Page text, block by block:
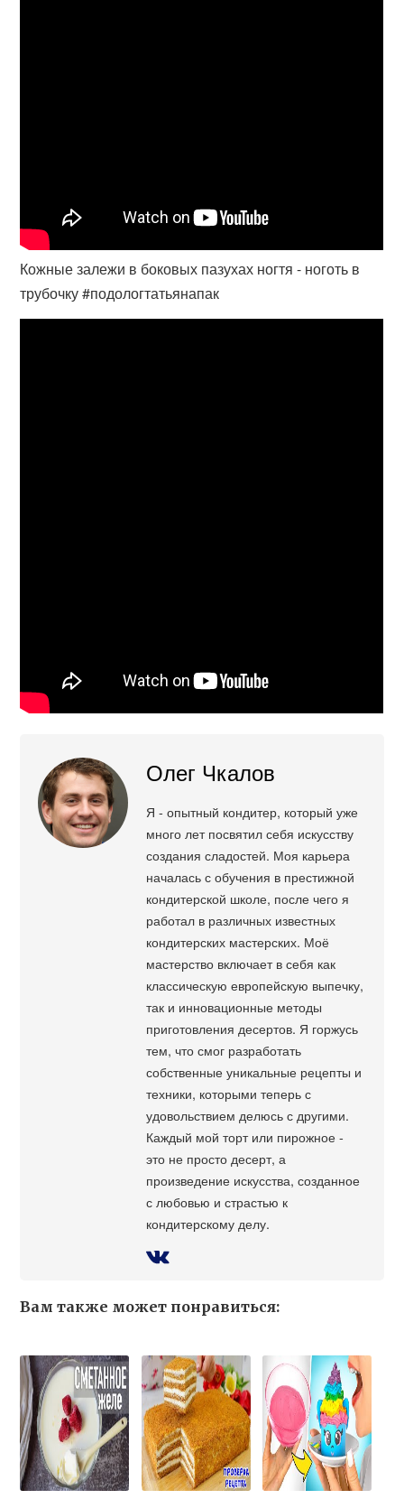
Кожные залежи в боковых пазухах ногтя - ноготь в
трубочку #подологтатьянапак
Олег Чкалов
Я - опытный кондитер, который уже
много лет посвятил себя искусству
создания сладостей. Моя карьера
началась с обучения в престижной
кондитерской школе, после чего я
работал в различных известных
кондитерских мастерских. Моё
мастерство включает в себя как
классическую европейскую выпечку,
так и инновационные методы
приготовления десертов. Я горжусь
тем, что смог разработать
собственные уникальные рецепты и
техники, которыми теперь с
удовольствием делюсь с другими.
Каждый мой торт или пирожное -
это не просто десерт, а
произведение искусства, созданное
с любовью и страстью к
кондитерскому делу.
Вам также может понравиться: